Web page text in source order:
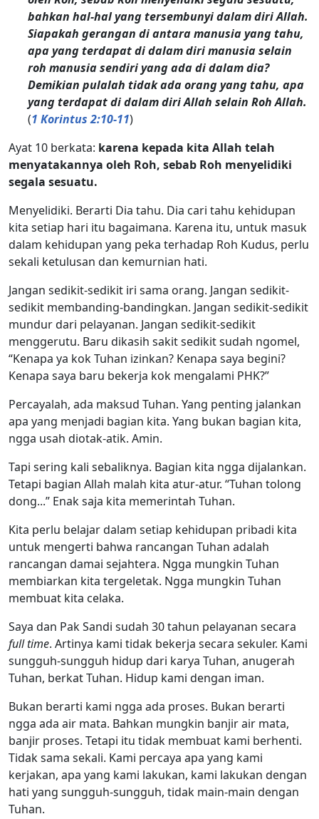
bahkan hal-hal yang tersembunyi dalam diri Allah.
Siapakah gerangan di antara manusia yang tahu,
apa yang terdapat di dalam diri manusia selain
roh manusia sendiri yang ada di dalam dia?
Demikian pulalah tidak ada orang yang tahu, apa
yang terdapat di dalam diri Allah selain Roh Allah.
(1 Korintus 2:10-11)
Ayat 10 berkata: karena kepada kita Allah telah
menyatakannya oleh Roh, sebab Roh menyelidiki
segala sesuatu.
Menyelidiki. Berarti Dia tahu. Dia cari tahu kehidupan
kita setiap hari itu bagaimana. Karena itu, untuk masuk
dalam kehidupan yang peka terhadap Roh Kudus, perlu
sekali ketulusan dan kemurnian hati.
Jangan sedikit-sedikit iri sama orang. Jangan sedikit-
sedikit membanding-bandingkan. Jangan sedikit-sedikit
mundur dari pelayanan. Jangan sedikit-sedikit
menggerutu. Baru dikasih sakit sedikit sudah ngomel,
“Kenapa ya kok Tuhan izinkan? Kenapa saya begini?
Kenapa saya baru bekerja kok mengalami PHK?”
Percayalah, ada maksud Tuhan. Yang penting jalankan
apa yang menjadi bagian kita. Yang bukan bagian kita,
ngga usah diotak-atik. Amin.
Tapi sering kali sebaliknya. Bagian kita ngga dijalankan.
Tetapi bagian Allah malah kita atur-atur. “Tuhan tolong
dong...” Enak saja kita memerintah Tuhan.
Kita perlu belajar dalam setiap kehidupan pribadi kita
untuk mengerti bahwa rancangan Tuhan adalah
rancangan damai sejahtera. Ngga mungkin Tuhan
membiarkan kita tergeletak. Ngga mungkin Tuhan
membuat kita celaka.
Saya dan Pak Sandi sudah 30 tahun pelayanan secara
full time. Artinya kami tidak bekerja secara sekuler. Kami
sungguh-sungguh hidup dari karya Tuhan, anugerah
Tuhan, berkat Tuhan. Hidup kami dengan iman.
Bukan berarti kami ngga ada proses. Bukan berarti
ngga ada air mata. Bahkan mungkin banjir air mata,
banjir proses. Tetapi itu tidak membuat kami berhenti.
Tidak sama sekali. Kami percaya apa yang kami
kerjakan, apa yang kami lakukan, kami lakukan dengan
hati yang sungguh-sungguh, tidak main-main dengan
Tuhan.